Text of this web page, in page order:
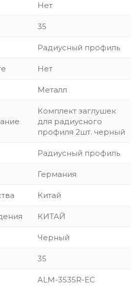
Нет
35
Радиусный профиль
Нет
Металл
Комплект заглушек
для радиусного
профиля 2шт. черный
Радиусный профиль
Германия
Китай
КИТАЙ
Черный
35
ALM-3535R-EC